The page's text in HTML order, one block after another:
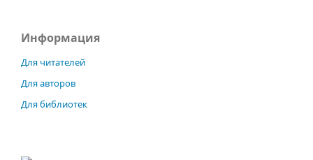
Информация
Для читателей
Для авторов
Для библиотек